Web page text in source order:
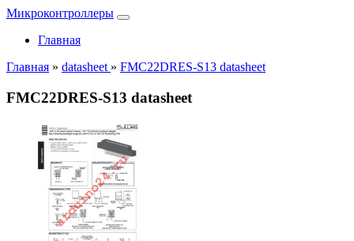
Микроконтроллеры
Главная
Главная » datasheet » FMC22DRES-S13 datasheet
FMC22DRES-S13 datasheet